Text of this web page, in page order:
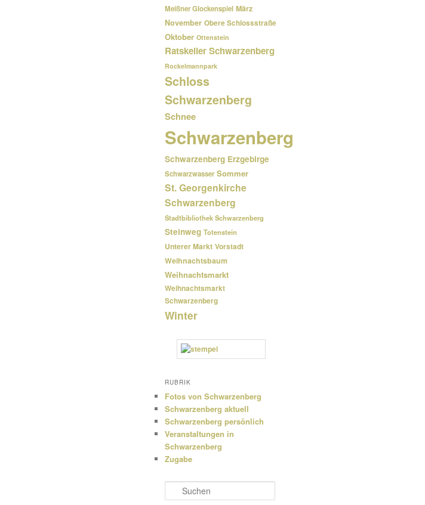
Meißner Glockenspiel März
November Obere Schlossstraße
Oktober Ottenstein
Ratskeller Schwarzenberg
Rockelmannpark
Schloss
Schwarzenberg
Schnee
Schwarzenberg
Schwarzenberg Erzgebirge
Schwarzwasser Sommer
St. Georgenkirche
Schwarzenberg
Stadtbibliothek Schwarzenberg
Steinweg Totenstein
Unterer Markt Vorstadt
Weihnachtsbaum
Weihnachtsmarkt
Weihnachtsmarkt
Schwarzenberg
Winter
RUBRIK
Fotos von Schwarzenberg
Schwarzenberg aktuell
Schwarzenberg persönlich
Veranstaltungen in
Schwarzenberg
Zugabe
u